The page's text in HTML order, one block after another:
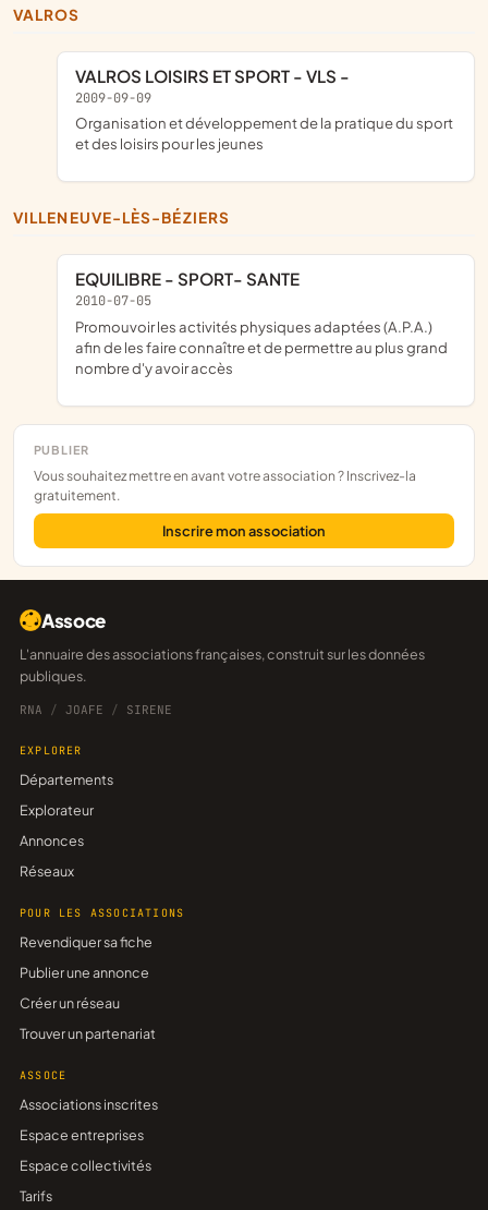
PUBLIER
Vous souhaitez mettre en avant votre association ? Inscrivez-la
gratuitement.
Inscrire mon association
VALROS
VALROS LOISIRS ET SPORT - VLS -
2009-09-09
organisation et développement de la pratique du sport
et des loisirs pour les jeunes
VILLENEUVE-LÈS-BÉZIERS
EQUILIBRE - SPORT- SANTE
2010-07-05
promouvoir les activités physiques adaptées (A.P.A.)
afin de les faire connaître et de permettre au plus grand
nombre d'y avoir accès
Assoce
L'annuaire des associations françaises, construit sur les données
publiques.
RNA / JOAFE / SIRENE
EXPLORER
Départements
Explorateur
Annonces
Réseaux
POUR LES ASSOCIATIONS
Revendiquer sa fiche
Publier une annonce
Créer un réseau
Trouver un partenariat
ASSOCE
Associations inscrites
Espace entreprises
Espace collectivités
Tarifs